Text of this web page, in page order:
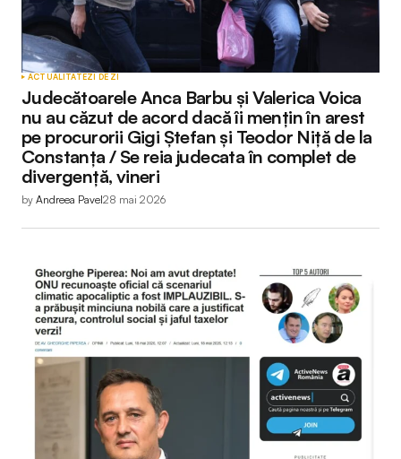
ACTUALITATEZI DE ZI
Judecătoarele Anca Barbu și Valerica Voica
nu au căzut de acord dacă îi mențin în arest
pe procurorii Gigi Ștefan și Teodor Niță de la
Constanța / Se reia judecata în complet de
divergență, vineri
by Andreea Pavel28 mai 2026